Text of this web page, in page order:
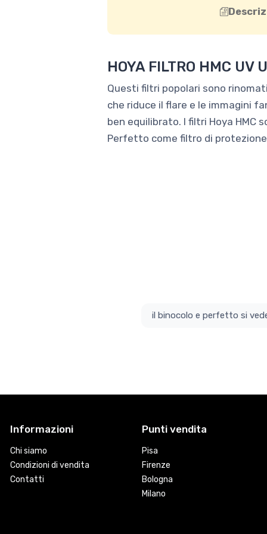
HOYA FILTRO HMC UV
Questi filtri popolari sono
che riduce il flare e le immagini
ben equilibrato. I filtri Hoya
Perfetto come filtro di
il
Informazioni
Chi siamo
Condizioni di vendita
Contatti
Punti vendita
Pisa
Firenze
Bologna
Milano